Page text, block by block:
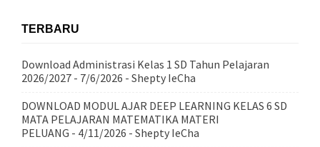
TERBARU
Download Administrasi Kelas 1 SD Tahun Pelajaran
2026/2027 - 7/6/2026 - Shepty IeCha
DOWNLOAD MODUL AJAR DEEP LEARNING KELAS 6 SD
MATA PELAJARAN MATEMATIKA MATERI
PELUANG - 4/11/2026 - Shepty IeCha